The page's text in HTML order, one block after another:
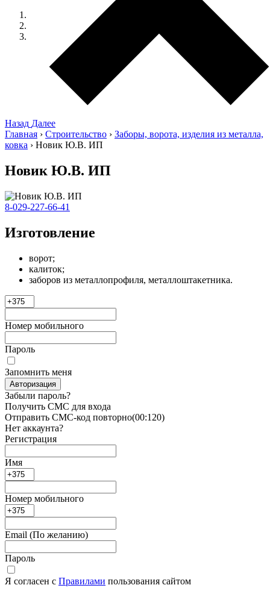
Назад Далее
Главная › Строительство › Заборы, ворота, изделия из металла,
ковка › Новик Ю.В. ИП
Новик Ю.В. ИП
8-029-227-66-41
Изготовление
ворот;
калиток;
заборов из металлопрофиля, металлоштакетника.
Номер мобильного
Пароль
Запомнить меня
Авторизация
Забыли пароль?
Получить СМС для входа
Отправить СМС-код повторно(00:120)
Нет аккаунта?
Регистрация
Имя
Номер мобильного
Email (По желанию)
Пароль
Я согласен с Правилами пользования сайтом